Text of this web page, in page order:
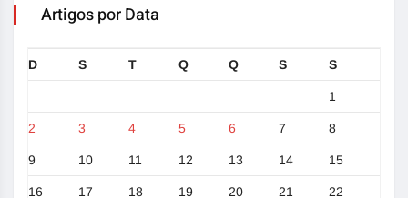
Artigos por Data
D S T Q Q S S
1
2 3 4 5 6 7 8
9 10 11 12 13 14 15
16 17 18 19 20 21 22